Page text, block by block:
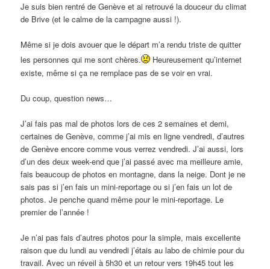
Je suis bien rentré de Genève et ai retrouvé la douceur du climat
de Brive (et le calme de la campagne aussi !).
Même si je dois avouer que le départ m’a rendu triste de quitter
les personnes qui me sont chères.
Heureusement qu’internet
existe, même si ça ne remplace pas de se voir en vrai.
Du coup, question news…
J’ai fais pas mal de photos lors de ces 2 semaines et demi,
certaines de Genève, comme j’ai mis en ligne vendredi, d’autres
de Genève encore comme vous verrez vendredi. J’ai aussi, lors
d’un des deux week-end que j’ai passé avec ma meilleure amie,
fais beaucoup de photos en montagne, dans la neige. Dont je ne
sais pas si j’en fais un mini-reportage ou si j’en fais un lot de
photos. Je penche quand même pour le mini-reportage. Le
premier de l’année !
Je n’ai pas fais d’autres photos pour la simple, mais excellente
raison que du lundi au vendredi j’étais au labo de chimie pour du
travail. Avec un réveil à 5h30 et un retour vers 19h45 tout les